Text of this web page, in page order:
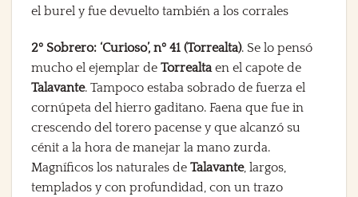
el burel y fue devuelto también a los corrales
2º Sobrero: ‘Curioso’, nº 41 (Torrealta). Se lo pensó
mucho el ejemplar de Torrealtaen el capote de
Talavante. Tampoco estaba sobrado de fuerza el
cornúpeta del hierro gaditano. Faena que fue in
crescendo del torero pacense y que alcanzó su
cénit a la hora de manejar la mano zurda.
Magníficos los naturales de Talavante, largos,
templados y con profundidad, con un trazo